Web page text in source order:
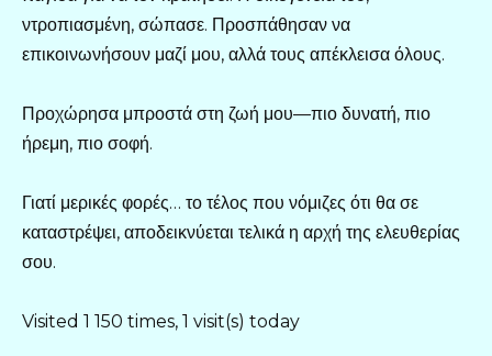
ντροπιασμένη, σώπασε. Προσπάθησαν να
επικοινωνήσουν μαζί μου, αλλά τους απέκλεισα όλους.
Προχώρησα μπροστά στη ζωή μου—πιο δυνατή, πιο
ήρεμη, πιο σοφή.
Γιατί μερικές φορές… το τέλος που νόμιζες ότι θα σε
καταστρέψει, αποδεικνύεται τελικά η αρχή της ελευθερίας
σου.
Visited 1 150 times, 1 visit(s) today